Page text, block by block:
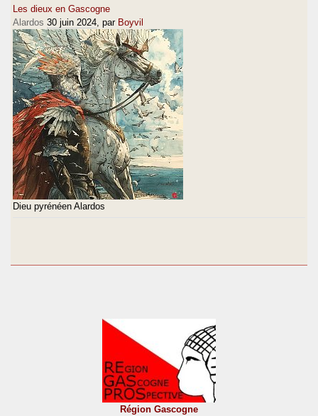
Les dieux en Gascogne
Alardos 30 juin 2024 , par Boyvil
Dieu pyrénéen Alardos
Région Gascogne